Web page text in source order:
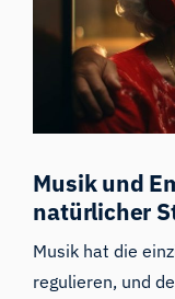
Musik und
natürlicher
Musik hat die
regulieren, und